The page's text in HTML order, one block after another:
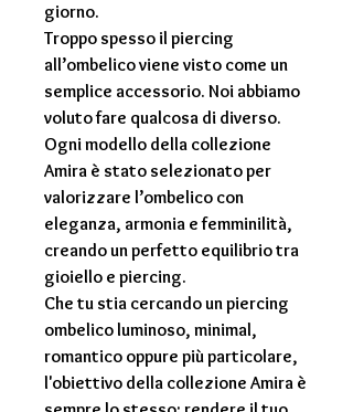
giorno.
Troppo spesso il piercing
all’ombelicoviene visto come un
semplice accessorio. Noi abbiamo
voluto fare qualcosa di diverso.
Ogni modello della collezione
Amira è stato selezionato per
valorizzare l’ombelico con
eleganza, armonia e femminilità,
creando un perfetto equilibrio tra
gioiello e piercing.
Che tu stia cercando unpiercing
ombelico luminoso, minimal,
romantico oppure più particolare,
l'obiettivo della collezione Amira è